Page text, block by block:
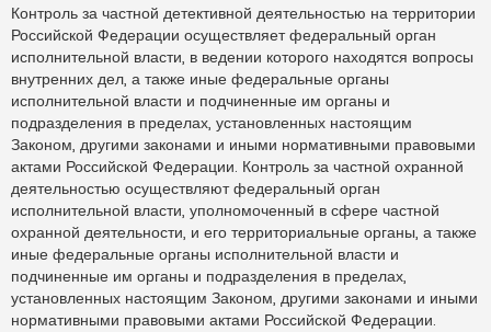
Контроль за частной детективной деятельностью на территории
Российской Федерации осуществляет федеральный орган
исполнительной власти, в ведении которого находятся вопросы
внутренних дел, а также иные федеральные органы
исполнительной власти и подчиненные им органы и
подразделения в пределах, установленных настоящим
Законом, другими законами и иными нормативными правовыми
актами Российской Федерации. Контроль за частной охранной
деятельностью осуществляют федеральный орган
исполнительной власти, уполномоченный в сфере частной
охранной деятельности, и его территориальные органы, а также
иные федеральные органы исполнительной власти и
подчиненные им органы и подразделения в пределах,
установленных настоящим Законом, другими законами и иными
нормативными правовыми актами Российской Федерации.